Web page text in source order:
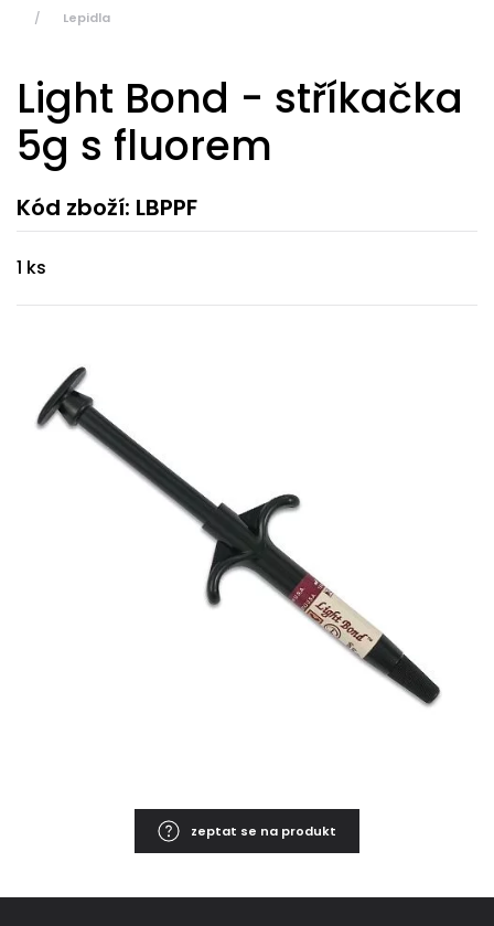
Lepidla
Light Bond - stříkačka
5g s fluorem
Kód zboží: LBPPF
1 ks
zeptat se na produkt